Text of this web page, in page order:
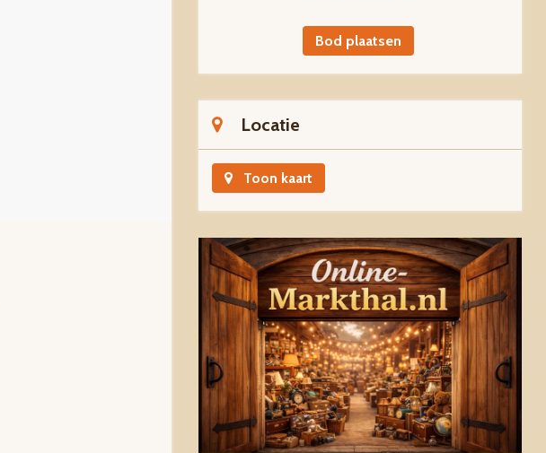
Bod plaatsen
Locatie
Toon kaart